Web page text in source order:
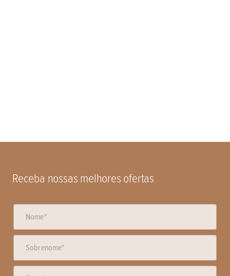
Receba nossas melhores ofertas